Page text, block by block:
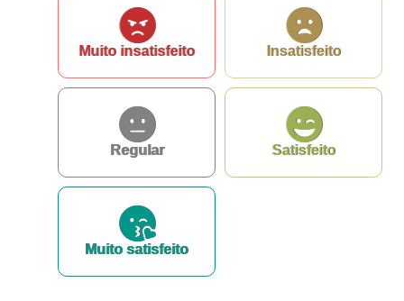
Muito insatisfeito Insatisfeito
Regular Satisfeito
Muito satisfeito